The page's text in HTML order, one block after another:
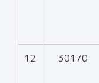
12 30170